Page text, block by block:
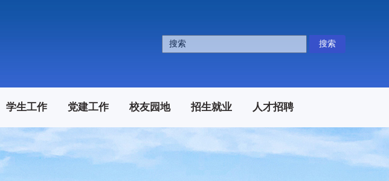
搜索
学生工作 党建工作 校友园地 招生就业 人才招聘